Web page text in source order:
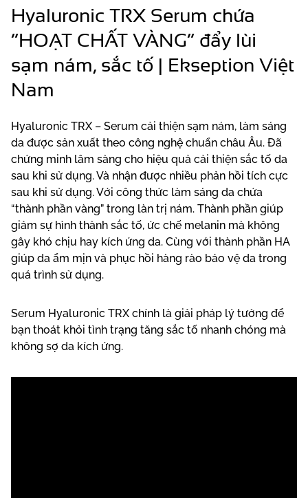
Hyaluronic TRX Serum chứa
“HOẠT CHẤT VÀNG” đẩy lùi
sạm nám, sắc tố | Ekseption Việt
Nam
Hyaluronic TRX – Serum cải thiện sạm nám, làm sáng
da được sản xuất theo công nghệ chuẩn châu Âu. Đã
chứng minh lâm sàng cho hiệu quả cải thiện sắc tố da
sau khi sử dụng. Và nhận được nhiều phản hồi tích cực
sau khi sử dụng. Với công thức làm sáng da chứa
“thành phần vàng” trong làn trị nám. Thành phần giúp
giảm sự hình thành sắc tố, ức chế melanin mà không
gây khó chịu hay kích ứng da. Cùng với thành phần HA
giúp da ẩm mịn và phục hồi hàng rào bảo vệ da trong
quá trình sử dụng.
Serum Hyaluronic TRX chính là giải pháp lý tưởng để
bạn thoát khỏi tình trạng tăng sắc tố nhanh chóng mà
không sợ da kích ứng.